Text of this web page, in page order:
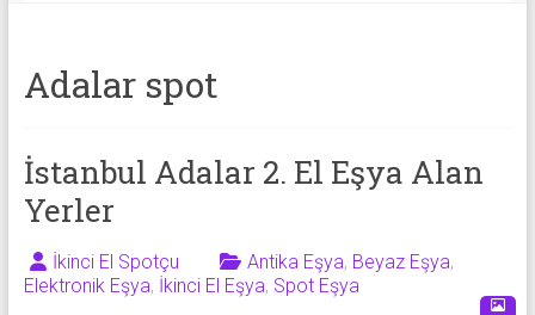
|
2.El
Eşya
Alanlar
|
Adalar spot
İstanbul Adalar 2. El Eşya Alan
Yerler
İkinci El Spotçu Antika Eşya, Beyaz Eşya,
Elektronik Eşya, İkinci El Eşya, Spot Eşya